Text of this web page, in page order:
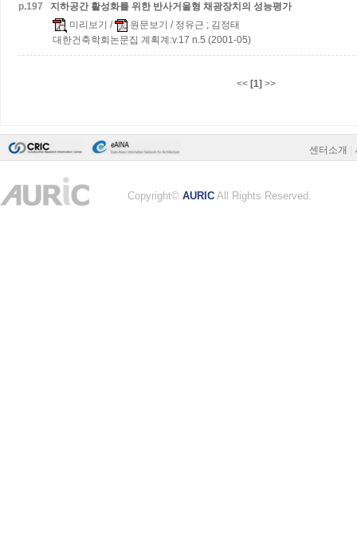
p.197
지하공간 활성화를 위한 반사거울형 채광장치의 성능평가
미리보기 / 원문보기 / 정유근 ; 김정태
대한건축학회논문집 계획계:v.17 n.5 (2001-05)
<< [1] >>
센터소개
Copyright© AURIC All Rights Reserved.